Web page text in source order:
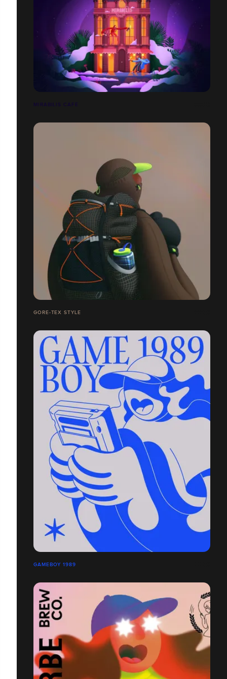
MIRABILIS CAFÉ
GORE-TEX STYLE
GAMEBOY 1989